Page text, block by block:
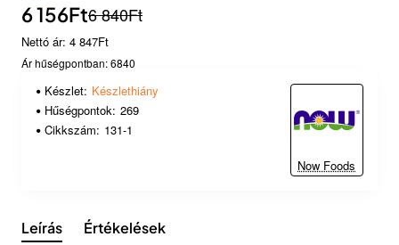
6 156Ft6 840Ft
Nettó ár: 4 847Ft
Ár hűségpontban: 6840
Készlet: Készlethiány
Hűségpontok: 269
Cikkszám: 131-1
Now Foods
Leírás Értékelések